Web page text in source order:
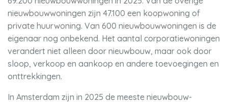
nieuwbouwwoningen zijn 47.100 een koopwoning of
private huurwoning. Van 600 nieuwbouwwoningen is de
eigenaar nog onbekend. Het aantal corporatiewoningen
verandert niet alleen door nieuwbouw, maar ook door
sloop, verkoop en aankoop en andere toevoegingen en
onttrekkingen.
In Amsterdam zijn in 2025 de meeste nieuwbouw-